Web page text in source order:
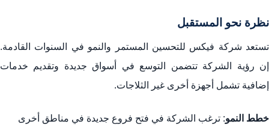
نظرة نحو المستقبل
تستعد شركة فيكس للتحسين المستمر والنمو في السنوات القادمة.
إن رؤية الشركة تتضمن التوسع في أسواق جديدة وتقديم خدمات
إضافية تشمل أجهزة أخرى غير الثلاجات.
خطط النمو: ترغب الشركة في فتح فروع جديدة في مناطق أخرى